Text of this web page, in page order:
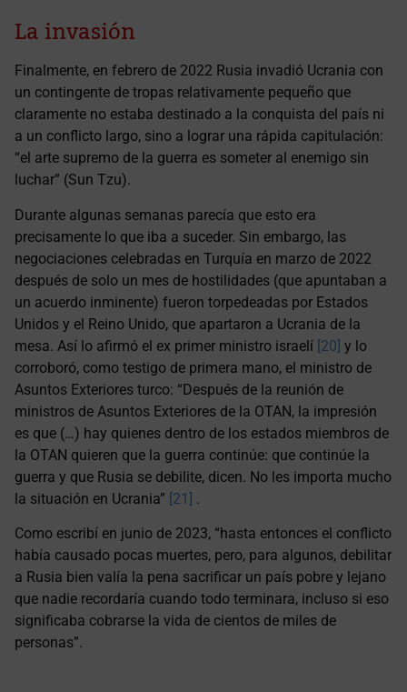
La invasión
Finalmente, en febrero de 2022 Rusia invadió Ucrania con
un contingente de tropas relativamente pequeño que
claramente no estaba destinado a la conquista del país ni
a un conflicto largo, sino a lograr una rápida capitulación:
“el arte supremo de la guerra es someter al enemigo sin
luchar” (Sun Tzu).
Durante algunas semanas parecía que esto era
precisamente lo que iba a suceder. Sin embargo, las
negociaciones celebradas en Turquía en marzo de 2022
después de solo un mes de hostilidades (que apuntaban a
un acuerdo inminente) fueron torpedeadas por Estados
Unidos y el Reino Unido, que apartaron a Ucrania de la
mesa. Así lo afirmó el ex primer ministro israelí [20] y lo
corroboró, como testigo de primera mano, el ministro de
Asuntos Exteriores turco: “Después de la reunión de
ministros de Asuntos Exteriores de la OTAN, la impresión
es que (…) hay quienes dentro de los estados miembros de
la OTAN quieren que la guerra continúe: que continúe la
guerra y que Rusia se debilite, dicen. No les importa mucho
la situación en Ucrania” [21] .
Como escribí en junio de 2023, “hasta entonces el conflicto
había causado pocas muertes, pero, para algunos, debilitar
a Rusia bien valía la pena sacrificar un país pobre y lejano
que nadie recordaría cuando todo terminara, incluso si eso
significaba cobrarse la vida de cientos de miles de
personas”.